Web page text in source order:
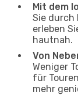
Mit dem
Sie durch
erleben
hautnah.
Von
Weniger
für
mehr